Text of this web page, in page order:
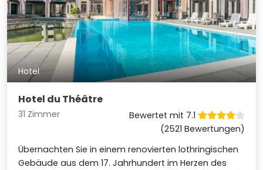
Hotel
Hotel du Théâtre
31 Zimmer
Bewertet mit 7.1
(2521 Bewertungen)
Übernachten Sie in einem renovierten lothringischen
Gebäude aus dem 17. Jahrhundert im Herzen des